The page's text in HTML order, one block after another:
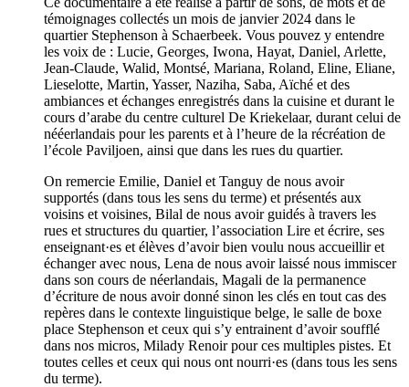
témoignages collectés un mois de janvier 2024 dans le
quartier Stephenson à Schaerbeek. Vous pouvez y entendre
les voix de : Lucie, Georges, Iwona, Hayat, Daniel, Arlette,
Jean-Claude, Walid, Montsé, Mariana, Roland, Eline, Eliane,
Lieselotte, Martin, Yasser, Naziha, Saba, Aïché et des
ambiances et échanges enregistrés dans la cuisine et durant le
cours d’arabe du centre culturel De Kriekelaar, durant celui de
nééerlandais pour les parents et à l’heure de la récréation de
l’école Paviljoen, ainsi que dans les rues du quartier.
On remercie Emilie, Daniel et Tanguy de nous avoir
supportés (dans tous les sens du terme) et présentés aux
voisins et voisines, Bilal de nous avoir guidés à travers les
rues et structures du quartier, l’association Lire et écrire, ses
enseignant·es et élèves d’avoir bien voulu nous accueillir et
échanger avec nous, Lena de nous avoir laissé nous immiscer
dans son cours de néerlandais, Magali de la permanence
d’écriture de nous avoir donné sinon les clés en tout cas des
repères dans le contexte linguistique belge, le salle de boxe
place Stephenson et ceux qui s’y entrainent d’avoir soufflé
dans nos micros, Milady Renoir pour ces multiples pistes. Et
toutes celles et ceux qui nous ont nourri·es (dans tous les sens
du terme).